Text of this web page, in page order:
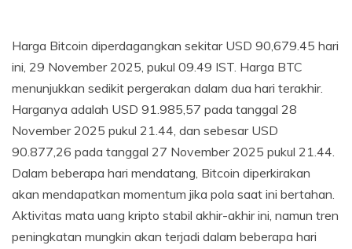
Harga Bitcoin diperdagangkan sekitar USD 90,679.45 hari
ini, 29 November 2025, pukul 09.49 IST. Harga BTC
menunjukkan sedikit pergerakan dalam dua hari terakhir.
Harganya adalah USD 91.985,57 pada tanggal 28
November 2025 pukul 21.44, dan sebesar USD
90.877,26 pada tanggal 27 November 2025 pukul 21.44.
Dalam beberapa hari mendatang, Bitcoin diperkirakan
akan mendapatkan momentum jika pola saat ini bertahan.
Aktivitas mata uang kripto stabil akhir-akhir ini, namun tren
peningkatan mungkin akan terjadi dalam beberapa hari